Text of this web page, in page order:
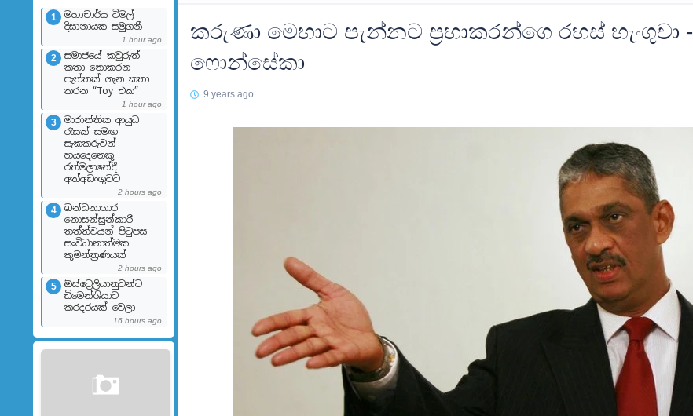
1
මහාචාර්ය විමල්
දිසානායක සමුගනී
1 hour ago
2
සමාජයේ කවුරුත්
කතා නොකරන
පැත්තක් ගැන කතා
කරන “Toy එක”
1 hour ago
3
මාරාන්තික ආයුධ
රැසක් සමඟ
සැකකරුවන්
හයදෙනෙකු
රත්මලානේදී
අත්අඩංගුවට
2 hours ago
4
බන්ධනාගාර
නොසන්සුන්කාරී
තත්ත්වයන් පිටුපස
සංවිධානාත්මක
කුමන්ත්‍රණයක්
2 hours ago
5
ඕස්ට්‍රෙලියානුවන්ට
ඩිමෙන්ශියාව
කරදරයක් වෙලා
16 hours ago
කරුණා මෙහාට පැන්නට ප්‍රභාකරන්ගෙ රහස් හැංගුවා -
ෆොන්සේකා
9 years ago